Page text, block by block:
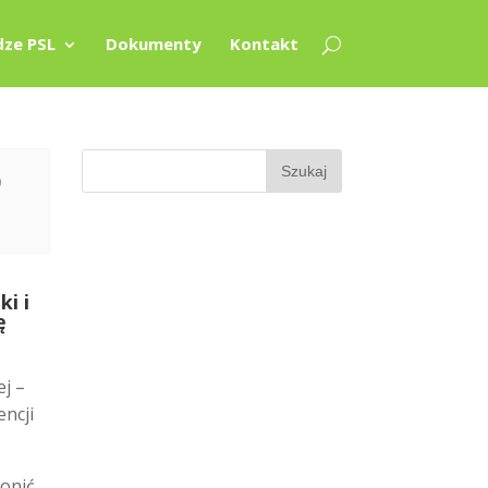
PSL Dokumenty Kontakt
i
–